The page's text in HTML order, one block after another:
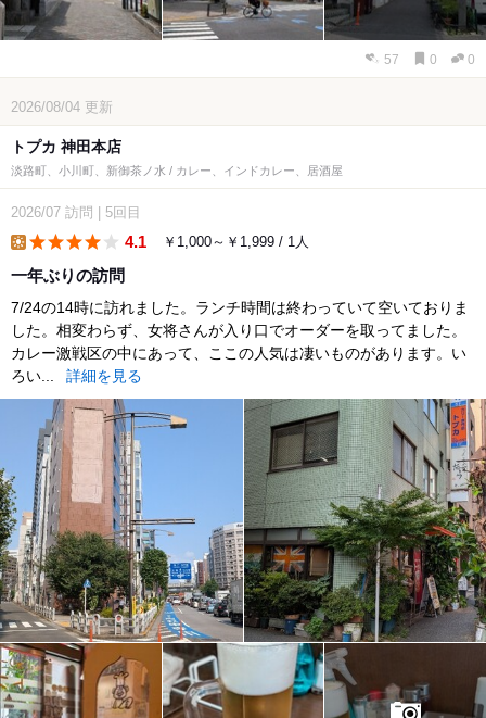
57 0 0
2026/08/04 更新
トプカ 神田本店
淡路町、小川町、新御茶ノ水 / カレー、インドカレー、居酒屋
2026/07 訪問 5回目
4.1 ￥1,000～￥1,999 / 1人
一年ぶりの訪問
7/24の14時に訪れました。ランチ時間は終わっていて空いておりま
した。相変わらず、女将さんが入り口でオーダーを取ってました。
カレー激戦区の中にあって、ここの人気は凄いものがあります。い
ろい...
詳細を見る